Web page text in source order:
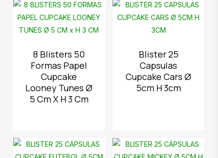
8 Blisters 50
Formas Papel
Cupcake
Looney Tunes Ø
5 Cm X H 3 Cm
Blister 25
Capsulas
Cupcake Cars Ø
5cm H 3cm